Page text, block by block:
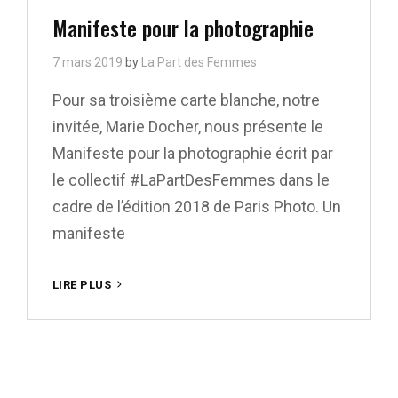
Links
Manifeste pour la photographie
7 mars 2019 by La Part des Femmes
Pour sa troisième carte blanche, notre
invitée, Marie Docher, nous présente le
Manifeste pour la photographie écrit par
le collectif #LaPartDesFemmes dans le
cadre de l’édition 2018 de Paris Photo. Un
manifeste
LIRE PLUS
LA